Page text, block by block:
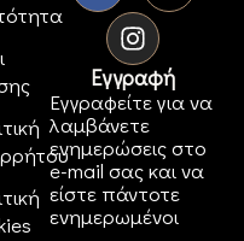
Εγγραφή
Εγγραφείτε για να
λαμβάνετε
ενημερώσεις στο
e-mail σας και να
είστε πάντοτε
ενημερωμένοι